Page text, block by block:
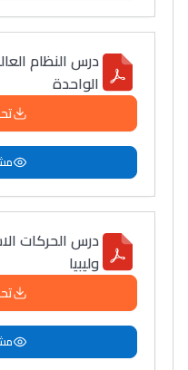
درس النظام
الواحدة
درس الحركات
وليبيا